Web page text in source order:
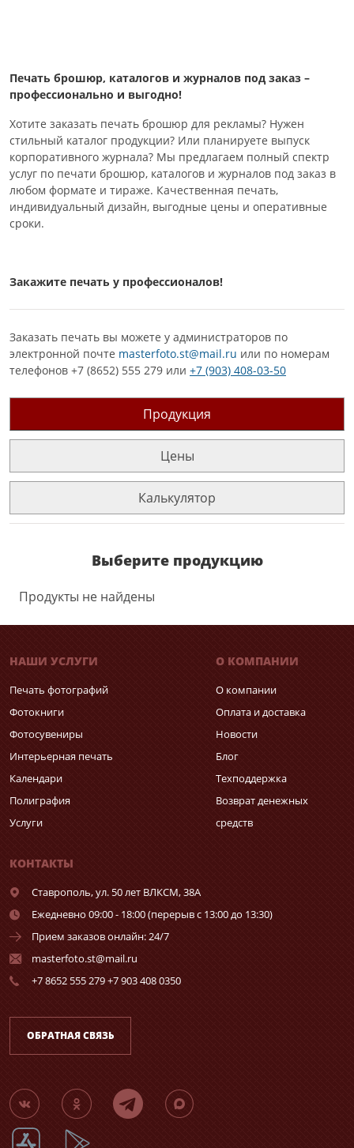
Печать брошюр, каталогов и журналов под заказ –
профессионально и выгодно!
Хотите заказать печать брошюр для рекламы? Нужен
стильный каталог продукции? Или планируете выпуск
корпоративного журнала? Мы предлагаем полный спектр
услуг по печати брошюр, каталогов и журналов под заказ в
любом формате и тираже. Качественная печать,
индивидуальный дизайн, выгодные цены и оперативные
сроки.
Закажите печать у профессионалов!
Заказать печать вы можете у администраторов по
электронной почте masterfoto.st@mail.ru или по номерам
телефонов +7 (8652) 555 279 или +7 (903) 408-03-50
Продукция
Цены
Калькулятор
Выберите продукцию
Продукты не найдены
НАШИ УСЛУГИ
Печать фотографий
Фотокниги
Фотосувениры
Интерьерная печать
Календари
Полиграфия
Услуги
О КОМПАНИИ
О компании
Оплата и доставка
Новости
Блог
Техподдержка
Возврат денежных
средств
КОНТАКТЫ
Ставрополь,ул. 50 лет ВЛКСМ, 38А
Ежедневно 09:00 - 18:00 (перерыв с 13:00 до 13:30)
Прием заказов онлайн: 24/7
masterfoto.st@mail.ru
+7 8652 555 279 +7 903 408 0350
ОБРАТНАЯ СВЯЗЬ